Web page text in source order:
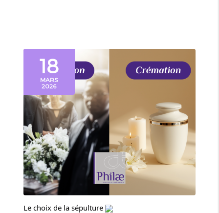
18
MARS
2026
Le choix de la sépulture